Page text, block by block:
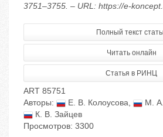
3751–3755. – URL: https://e-
Полный текст
Читать онлайн
Статья в РИНЦ
ART 85751
Авторы:
Е. В. Колоусова, М.
К. В. Зайцев
Просмотров: 3300